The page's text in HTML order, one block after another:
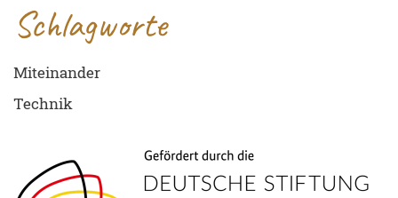
Schlagworte
Miteinander
Technik